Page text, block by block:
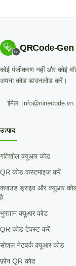
QRCode-Gen
कोई पंजीकरण नहीं और कोई
अपना कोड डाउनलोड करें।
ईमेल: info@ninecode.vn
उत्पाद
गतिशील क्यूआर कोड
QR कोड कस्टमाइज़ करें
क्लाउड ड्राइव और क्यूआर कोड
है
भुगतान क्यूआर कोड
QR कोड टेक्स्ट करें
सोशल नेटवर्क क्यूआर कोड
फ़ोन QR कोड